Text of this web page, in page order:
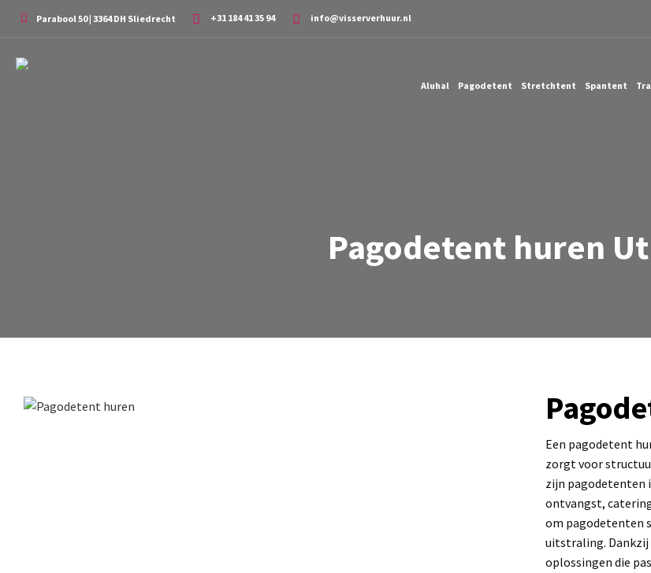
Parabool 50 | 3364 DH Sliedrecht +31 184 41 35 94 info@visserverhuur.nl
Aluhal Pagodetent Stretchtent Spantent
Pagodetent huren
Een pagodetent
zorgt voor
zijn pagodetenten
ontvangst,
om pagodetenten
uitstraling.
oplossingen die